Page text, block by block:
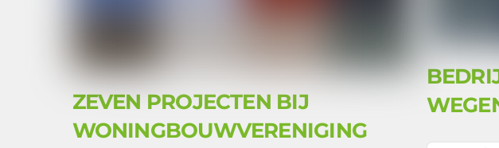
ZEVEN PROJECTEN BIJ
WONINGBOUWVERENIGING